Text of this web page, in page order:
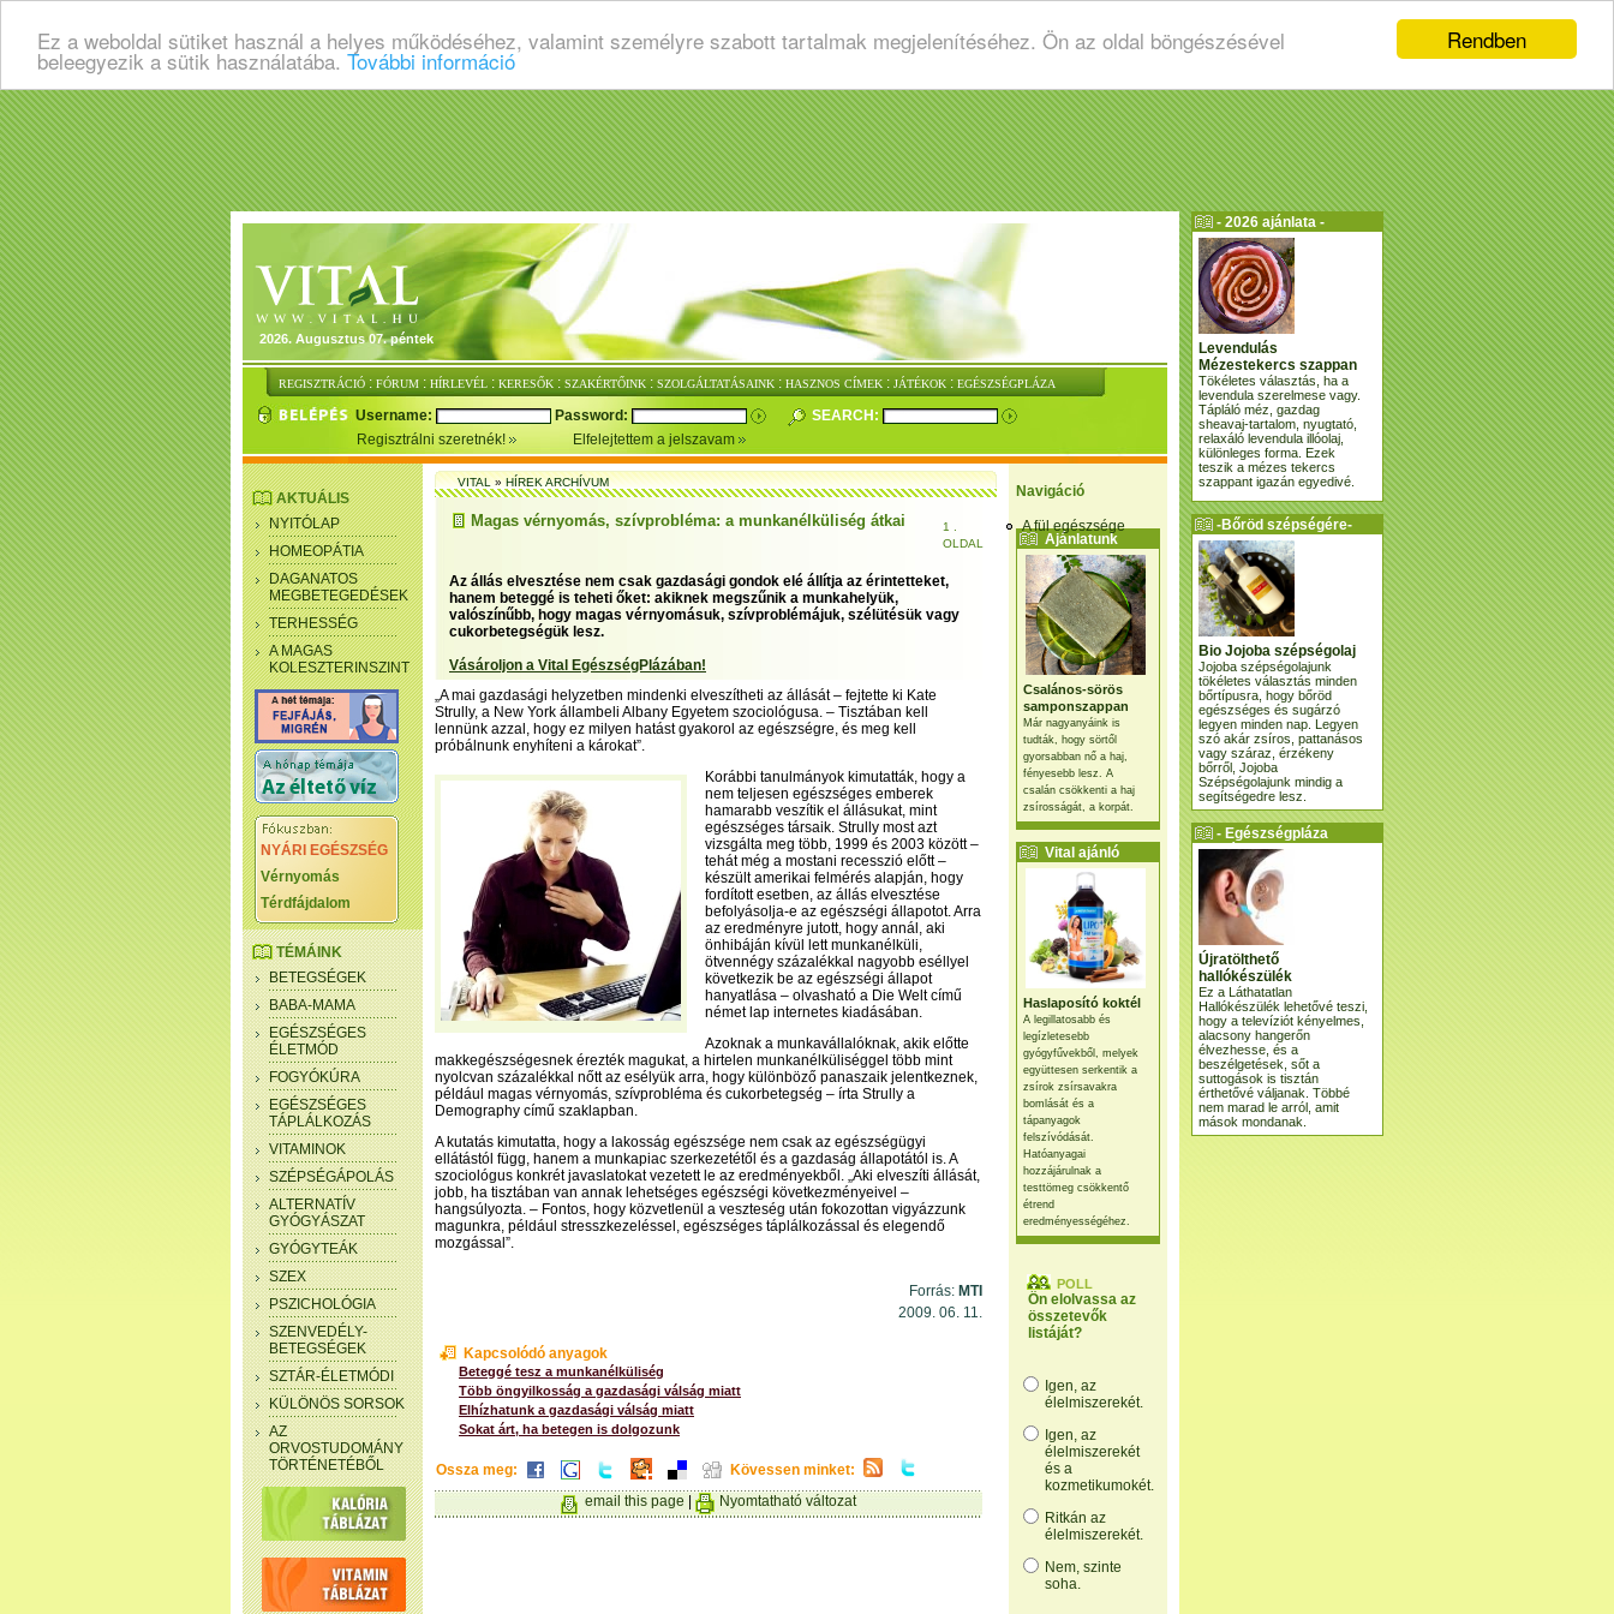
Rendben
Ez a weboldal sütiket használ a helyes működéséhez, valamint személyre szabott tartalmak megjelenítéséhez. Ön az oldal böngészésével
beleegyezik a sütik használatába. További információ
2026. Augusztus 07. péntek
REGISZTRÁCIÓ : FÓRUM : HÍRLEVÉL : KERESŐK : SZAKÉRTŐINK : SZOLGÁLTATÁSAINK : HASZNOS CÍMEK : JÁTÉKOK : EGÉSZSÉGPLÁZA
Username: Password:
SEARCH:
Regisztrálni szeretnék!
Elfelejtettem a jelszavam
Navigáció
A fül egészsége
Ajánlatunk
Csalános-sörös
samponszappan
Már nagyanyáink is
tudták, hogy sörtől
gyorsabban nő a haj,
fényesebb lesz. A
csalán csökkenti a haj
zsírosságát, a korpát.
Vital ajánló
Haslaposító koktél
A legillatosabb és
legízletesebb
gyógyfűvekből, melyek
együttesen serkentik a
zsírok zsírsavakra
bomlását és a
tápanyagok
felszívódását.
Hatóanyagai
hozzájárulnak a
testtömeg csökkentő
étrend
eredményességéhez.
POLL
Ön elolvassa az
összetevők
listáját?
Igen, az
élelmiszerekét.
Igen, az
élelmiszerekét
és a
kozmetikumokét.
Ritkán az
élelmiszerekét.
Nem, szinte
soha.
AKTUÁLIS
NYITÓLAP
HOMEOPÁTIA
DAGANATOS
MEGBETEGEDÉSEK
TERHESSÉG
A MAGAS
KOLESZTERINSZINT
NYÁRI EGÉSZSÉG
Vérnyomás
Térdfájdalom
TÉMÁINK
BETEGSÉGEK
BABA-MAMA
EGÉSZSÉGES
ÉLETMÓD
FOGYÓKÚRA
EGÉSZSÉGES
TÁPLÁLKOZÁS
VITAMINOK
SZÉPSÉGÁPOLÁS
ALTERNATÍV
GYÓGYÁSZAT
GYÓGYTEÁK
SZEX
PSZICHOLÓGIA
SZENVEDÉLY-
BETEGSÉGEK
SZTÁR-ÉLETMÓDI
KÜLÖNÖS SORSOK
AZ
ORVOSTUDOMÁNY
TÖRTÉNETÉBŐL
VITAL»HÍREK ARCHÍVUM
Magas vérnyomás, szívprobléma: a munkanélküliség átkai
1 .
OLDAL
Az állás elvesztése nem csak gazdasági gondok elé állítja az érintetteket,
hanem beteggé is teheti őket: akiknek megszűnik a munkahelyük,
valószínűbb, hogy magas vérnyomásuk, szívproblémájuk, szélütésük vagy
cukorbetegségük lesz.
Vásároljon a Vital EgészségPlázában!
„A mai gazdasági helyzetben mindenki elveszítheti az állását – fejtette ki Kate
Strully, a New York állambeli Albany Egyetem szociológusa. – Tisztában kell
lennünk azzal, hogy ez milyen hatást gyakorol az egészségre, és meg kell
próbálnunk enyhíteni a károkat”.
Korábbi tanulmányok kimutatták, hogy a
nem teljesen egészséges emberek
hamarabb veszítik el állásukat, mint
egészséges társaik. Strully most azt
vizsgálta meg több, 1999 és 2003 között –
tehát még a mostani recesszió előtt –
készült amerikai felmérés alapján, hogy
fordított esetben, az állás elvesztése
befolyásolja-e az egészségi állapotot. Arra
az eredményre jutott, hogy annál, aki
önhibáján kívül lett munkanélküli,
ötvennégy százalékkal nagyobb eséllyel
következik be az egészségi állapot
hanyatlása – olvasható a Die Welt című
német lap internetes kiadásában.
Azoknak a munkavállalóknak, akik előtte
makkegészségesnek érezték magukat, a hirtelen munkanélküliséggel több mint
nyolcvan százalékkal nőtt az esélyük arra, hogy különböző panaszaik jelentkeznek,
például magas vérnyomás, szívprobléma és cukorbetegség – írta Strully a
Demography című szaklapban.
A kutatás kimutatta, hogy a lakosság egészsége nem csak az egészségügyi
ellátástól függ, hanem a munkapiac szerkezetétől és a gazdaság állapotától is. A
szociológus konkrét javaslatokat vezetett le az eredményekből. „Aki elveszíti állását,
jobb, ha tisztában van annak lehetséges egészségi következményeivel –
hangsúlyozta. – Fontos, hogy közvetlenül a veszteség után fokozottan vigyázzunk
magunkra, például stresszkezeléssel, egészséges táplálkozással és elegendő
mozgással”.
Forrás: MTI
2009. 06. 11.
Kapcsolódó anyagok
Beteggé tesz a munkanélküliség
Több öngyilkosság a gazdasági válság miatt
Elhízhatunk a gazdasági válság miatt
Sokat árt, ha betegen is dolgozunk
Ossza meg:
Kövessen minket:
email this page
Nyomtatható változat
- 2026 ajánlata -
Levendulás
Mézestekercs szappan
Tökéletes választás, ha a
levendula szerelmese vagy.
Tápláló méz, gazdag
sheavaj-tartalom, nyugtató,
relaxáló levendula illóolaj,
különleges forma. Ezek
teszik a mézes tekercs
szappant igazán egyedivé.
-Bőröd szépségére-
Bio Jojoba szépségolaj
Jojoba szépségolajunk
tökéletes választás minden
bőrtípusra, hogy bőröd
egészséges és sugárzó
legyen minden nap. Legyen
szó akár zsíros, pattanásos
vagy száraz, érzékeny
bőrről, Jojoba
Szépségolajunk mindig a
segítségedre lesz.
- Egészségpláza
ajánlatunk -
Újratölthető
hallókészülék
Ez a Láthatatlan
Hallókészülék lehetővé teszi,
hogy a televíziót kényelmes,
alacsony hangerőn
élvezhesse, és a
beszélgetések, sőt a
suttogások is tisztán
érthetővé váljanak. Többé
nem marad le arról, amit
mások mondanak.